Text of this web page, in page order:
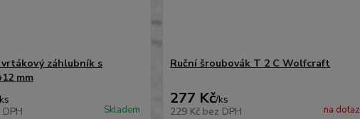
záhlubník s
mm
Skladem
Ruční šroubovák T 2 C Wolfcraft
277 Kč/ks
229 Kč bez DPH na dotaz